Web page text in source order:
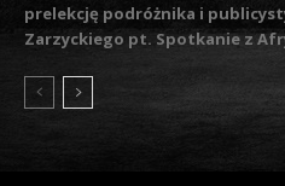
prelekcję podróżnika i